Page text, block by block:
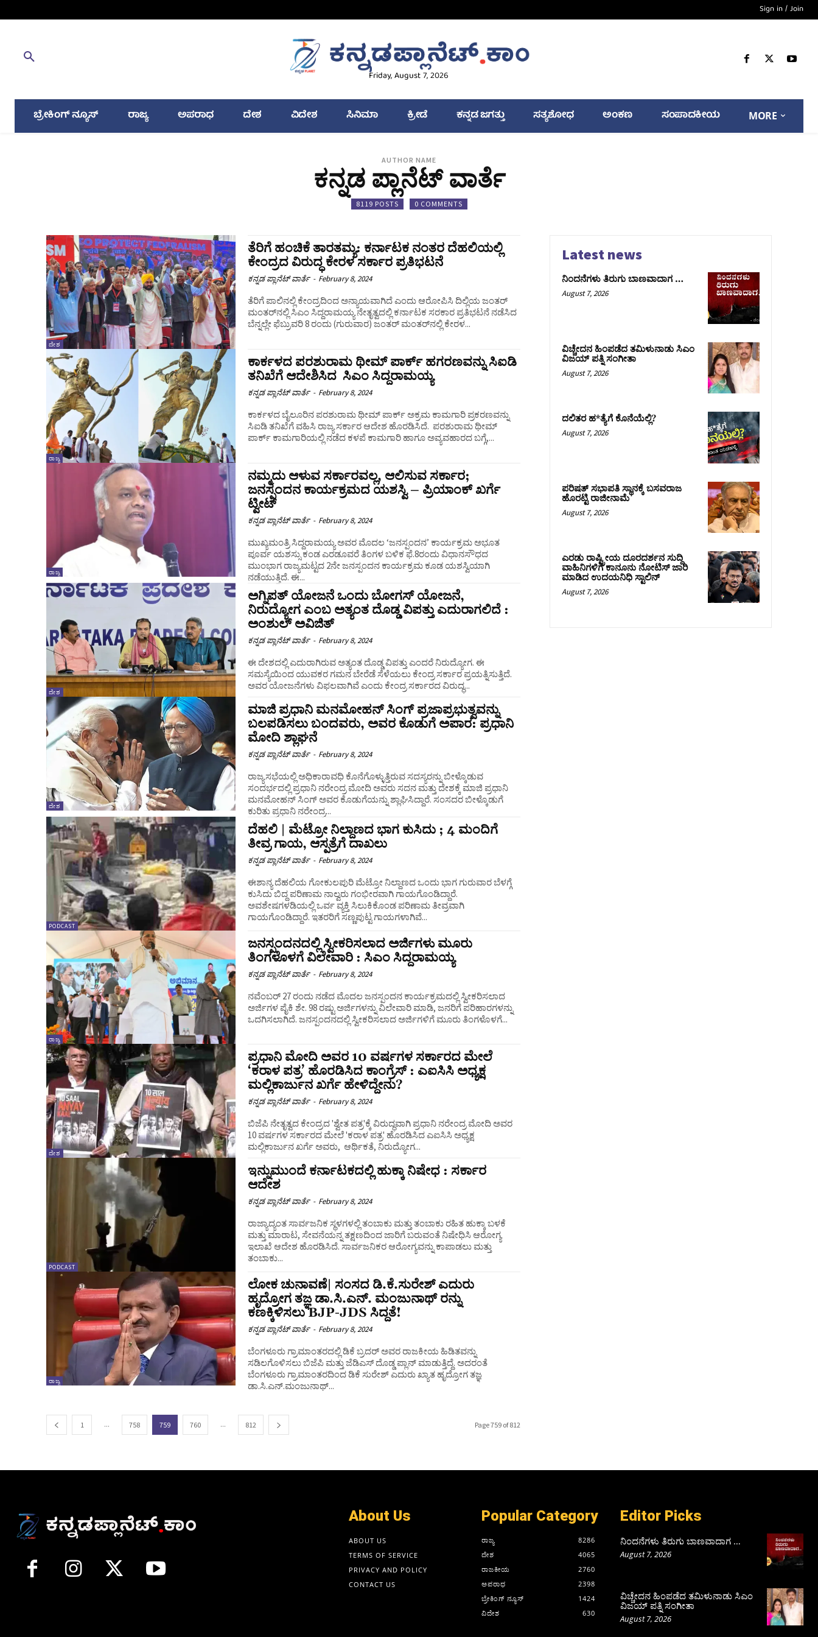
Sign in / Join
Friday, August 7, 2026
ಬ್ರೇಕಿಂಗ್ ನ್ಯೂಸ್ ರಾಜ್ಯ ಅಪರಾಧ ದೇಶ ವಿದೇಶ ಸಿನಿಮಾ ಕ್ರೀಡೆ ಕನ್ನಡ ಜಗತ್ತು ಸತ್ಯಶೋಧ ಅಂಕಣ ಸಂಪಾದಕೀಯ MORE
AUTHOR NAME
ಕನ್ನಡ ಪ್ಲಾನೆಟ್ ವಾರ್ತೆ
8119 POSTS 0 COMMENTS
ದೇಶ
ತೆರಿಗೆ ಹಂಚಿಕೆ ತಾರತಮ್ಯ: ಕರ್ನಾಟಕ ನಂತರ ದೆಹಲಿಯಲ್ಲಿ
ಕೇಂದ್ರದ ವಿರುದ್ಧ ಕೇರಳ ಸರ್ಕಾರ ಪ್ರತಿಭಟನೆ
ಕನ್ನಡ ಪ್ಲಾನೆಟ್ ವಾರ್ತೆ - February 8, 2024
ತೆರಿಗೆ ಪಾಲಿನಲ್ಲಿ ಕೇಂದ್ರದಿಂದ ಅನ್ಯಾಯವಾಗಿದೆ ಎಂದು ಆರೋಪಿಸಿ ದಿಲ್ಲಿಯ ಜಂತರ್
ಮಂತರ್‌ನಲ್ಲಿ ಸಿಎಂ ಸಿದ್ದರಾಮಯ್ಯ ನೇತೃತ್ವದಲ್ಲಿ ಕರ್ನಾಟಕ ಸರಕಾರ ಪ್ರತಿಭಟನೆ ನಡೆಸಿದ
ಬೆನ್ನಲ್ಲೇ ಫೆಬ್ರುವರಿ 8 ರಂದು (ಗುರುವಾರ) ಜಂತರ್ ಮಂತರ್‌ನಲ್ಲಿ ಕೇರಳ...
ರಾಜ್ಯ
ಕಾರ್ಕಳದ ಪರಶುರಾಮ ಥೀಮ್‌ ಪಾರ್ಕ್‌ ಹಗರಣವನ್ನು ಸಿಐಡಿ
ತನಿಖೆಗೆ ಆದೇಶಿಸಿದ ಸಿಎಂ ಸಿದ್ದರಾಮಯ್ಯ
ಕನ್ನಡ ಪ್ಲಾನೆಟ್ ವಾರ್ತೆ - February 8, 2024
ಕಾರ್ಕಳದ ಬೈಲೂರಿನ ಪರಶುರಾಮ ಥೀಮ್‌ ಪಾರ್ಕ್‌ ಅಕ್ರಮ ಕಾಮಗಾರಿ ಪ್ರಕರಣವನ್ನು
ಸಿಐಡಿ ತನಿಖೆಗೆ ವಹಿಸಿ ರಾಜ್ಯ ಸರ್ಕಾರ ಆದೇಶ ಹೊರಡಿಸಿದೆ. ಪರಶುರಾಮ‌ ಥೀಮ್‌
ಪಾರ್ಕ್‌ ಕಾಮಗಾರಿಯಲ್ಲಿ ನಡೆದ ಕಳಪೆ ಕಾಮಗಾರಿ ಹಾಗೂ ಅವ್ಯವಹಾರದ ಬಗ್ಗೆ,...
ರಾಜ್ಯ
ನಮ್ಮದು ಆಳುವ ಸರ್ಕಾರವಲ್ಲ, ಆಲಿಸುವ ಸರ್ಕಾರ;
ಜನಸ್ಪಂದನ ಕಾರ್ಯಕ್ರಮದ ಯಶಸ್ವಿ – ಪ್ರಿಯಾಂಕ್ ಖರ್ಗೆ
ಟ್ವೀಟ್
ಕನ್ನಡ ಪ್ಲಾನೆಟ್ ವಾರ್ತೆ - February 8, 2024
ಮುಖ್ಯಮಂತ್ರಿ ಸಿದ್ದರಾಮಯ್ಯ ಅವರ ಮೊದಲ ‘ಜನಸ್ಪಂದನ’ ಕಾರ್ಯಕ್ರಮ ಅಭೂತ
ಪೂರ್ವ ಯಶಸ್ಸು ಕಂಡ ಎರಡೂವರೆ ತಿಂಗಳ ಬಳಿಕ ಫೆ.8ರಂದು ವಿಧಾನಸೌಧದ
ಮುಂಭಾಗ ರಾಜ್ಯಮಟ್ಟದ 2ನೇ ಜನಸ್ಪಂದನ ಕಾರ್ಯಕ್ರಮ ಕೂಡ ಯಶಸ್ವಿಯಾಗಿ
ನಡೆಯುತ್ತಿದೆ. ಈ...
ದೇಶ
ಅಗ್ನಿಪತ್ ಯೋಜನೆ ಒಂದು ಬೋಗಸ್ ಯೋಜನೆ,
ನಿರುದ್ಯೋಗ ಎಂಬ ಅತ್ಯಂತ ದೊಡ್ಡ ವಿಪತ್ತು ಎದುರಾಗಲಿದೆ :
ಅಂಶುಲ್ ಅವಿಜಿತ್
ಕನ್ನಡ ಪ್ಲಾನೆಟ್ ವಾರ್ತೆ - February 8, 2024
ಈ ದೇಶದಲ್ಲಿ ಎದುರಾಗಿರುವ ಅತ್ಯಂತ ದೊಡ್ಡ ವಿಪತ್ತು ಎಂದರೆ ನಿರುದ್ಯೋಗ. ಈ
ಸಮಸ್ಯೆಯಿಂದ ಯುವಕರ ಗಮನ ಬೇರೆಡೆ ಸೆಳೆಯಲು ಕೇಂದ್ರ ಸರ್ಕಾರ ಪ್ರಯತ್ನಿಸುತ್ತಿದೆ.
ಅವರ ಯೋಜನೆಗಳು ವಿಫಲವಾಗಿವೆ ಎಂದು ಕೇಂದ್ರ ಸರ್ಕಾರದ ವಿರುದ‌್ಧ...
ದೇಶ
ಮಾಜಿ ಪ್ರಧಾನಿ ಮನಮೋಹನ್ ಸಿಂಗ್ ಪ್ರಜಾಪ್ರಭುತ್ವವನ್ನು
ಬಲಪಡಿಸಲು ಬಂದವರು, ಅವರ ಕೊಡುಗೆ ಅಪಾರ: ಪ್ರಧಾನಿ
ಮೋದಿ ಶ್ಲಾಘನೆ
ಕನ್ನಡ ಪ್ಲಾನೆಟ್ ವಾರ್ತೆ - February 8, 2024
ರಾಜ್ಯಸಭೆಯಲ್ಲಿ ಅಧಿಕಾರಾವಧಿ ಕೊನೆಗೊಳ್ಳುತ್ತಿರುವ ಸದಸ್ಯರನ್ನು ಬೀಳ್ಕೊಡುವ
ಸಂದರ್ಭದಲ್ಲಿ ಪ್ರಧಾನಿ ನರೇಂದ್ರ ಮೋದಿ ಅವರು ಸದನ ಮತ್ತು ದೇಶಕ್ಕೆ ಮಾಜಿ ಪ್ರಧಾನಿ
ಮನಮೋಹನ್ ಸಿಂಗ್ ಅವರ ಕೊಡುಗೆಯನ್ನು ಶ್ಲಾಘಿಸಿದ್ದಾರೆ. ಸಂಸದರ ಬೀಳ್ಕೊಡುಗೆ
ಕುರಿತು ಪ್ರಧಾನಿ ನರೇಂದ್ರ...
PODCAST
ದೆಹಲಿ | ಮೆಟ್ರೋ ನಿಲ್ದಾಣದ ಭಾಗ ಕುಸಿದು ; 4 ಮಂದಿಗೆ
ತೀವ್ರ ಗಾಯ, ಆಸ್ಪತ್ರೆಗೆ ದಾಖಲು
ಕನ್ನಡ ಪ್ಲಾನೆಟ್ ವಾರ್ತೆ - February 8, 2024
ಈಶಾನ್ಯ ದೆಹಲಿಯ ಗೋಕುಲಪುರಿ ಮೆಟ್ರೋ ನಿಲ್ದಾಣದ ಒಂದು ಭಾಗ ಗುರುವಾರ ಬೆಳಗ್ಗೆ
ಕುಸಿದು ಬಿದ್ದ ಪರಿಣಾಮ ನಾಲ್ವರು ಗಂಭೀರವಾಗಿ ಗಾಯಗೊಂಡಿದ್ದಾರೆ.
ಅವಶೇಷಗಳಡಿಯಲ್ಲಿ ಒರ್ವ ವ್ಯಕ್ತಿ ಸಿಲುಕಿಕೊಂಡ ಪರಿಣಾಮ ತೀವ್ರವಾಗಿ
ಗಾಯಗೊಂಡಿದ್ದಾರೆ. ಇತರರಿಗೆ ಸಣ್ಣಪುಟ್ಟ ಗಾಯಗಳಾಗಿವೆ...
ರಾಜ್ಯ
ಜನಸ್ಪಂದನದಲ್ಲಿ ಸ್ವೀಕರಿಸಲಾದ ಅರ್ಜಿಗಳು ಮೂರು
ತಿಂಗಳೊಳಗೆ ವಿಲೇವಾರಿ : ಸಿಎಂ ಸಿದ್ದರಾಮಯ್ಯ
ಕನ್ನಡ ಪ್ಲಾನೆಟ್ ವಾರ್ತೆ - February 8, 2024
ನವೆಂಬರ್‌ 27 ರಂದು ನಡೆದ ಮೊದಲ ಜನಸ್ಪಂದನ ಕಾರ್ಯಕ್ರಮದಲ್ಲಿ ಸ್ವೀಕರಿಸಲಾದ
ಅರ್ಜಿಗಳ ಪೈಕಿ ಶೇ. 98 ರಷ್ಟು ಅರ್ಜಿಗಳನ್ನು ವಿಲೇವಾರಿ ಮಾಡಿ, ಜನರಿಗೆ ಪರಿಹಾರಗಳನ್ನು
ಒದಗಿಸಲಾಗಿದೆ. ಜನಸ್ಪಂದನದಲ್ಲಿ ಸ್ವೀಕರಿಸಲಾದ ಅರ್ಜಿಗಳಿಗೆ ಮೂರು ತಿಂಗಳೊಳಗೆ...
ದೇಶ
ಪ್ರಧಾನಿ ಮೋದಿ ಅವರ 10 ವರ್ಷಗಳ ಸರ್ಕಾರದ ಮೇಲೆ
‘ಕರಾಳ ಪತ್ರ’ ಹೊರಡಿಸಿದ ಕಾಂಗ್ರೆಸ್ : ಎಐಸಿಸಿ ಅಧ್ಯಕ್ಷ
ಮಲ್ಲಿಕಾರ್ಜುನ ಖರ್ಗೆ ಹೇಳಿದ್ದೇನು?
ಕನ್ನಡ ಪ್ಲಾನೆಟ್ ವಾರ್ತೆ - February 8, 2024
ಬಿಜೆಪಿ ನೇತೃತ್ವದ ಕೇಂದ್ರದ 'ಶ್ವೇತ ಪತ್ರ'ಕ್ಕೆ ವಿರುದ್ಧವಾಗಿ ಪ್ರಧಾನಿ ನರೇಂದ್ರ ಮೋದಿ ಅವರ
10 ವರ್ಷಗಳ ಸರ್ಕಾರದ ಮೇಲೆ 'ಕರಾಳ ಪತ್ರ' ಹೊರಡಿಸಿದ ಎಐಸಿಸಿ ಅಧ್ಯಕ್ಷ
ಮಲ್ಲಿಕಾರ್ಜುನ ಖರ್ಗೆ ಅವರು, ಆರ್ಥಿಕತೆ, ನಿರುದ್ಯೋಗ...
PODCAST
ಇನ್ನುಮುಂದೆ ಕರ್ನಾಟಕದಲ್ಲಿ ಹುಕ್ಕಾ ನಿಷೇಧ : ಸರ್ಕಾರ
ಆದೇಶ
ಕನ್ನಡ ಪ್ಲಾನೆಟ್ ವಾರ್ತೆ - February 8, 2024
ರಾಜ್ಯಾದ್ಯಂತ ಸಾರ್ವಜನಿಕ ಸ್ಥಳಗಳಲ್ಲಿ ತಂಬಾಕು ಮತ್ತು ತಂಬಾಕು ರಹಿತ ಹುಕ್ಕಾ ಬಳಕೆ
ಮತ್ತು ಮಾರಾಟ, ಸೇವನೆಯನ್ನ ತಕ್ಷಣದಿಂದ ಜಾರಿಗೆ ಬರುವಂತೆ ನಿಷೇಧಿಸಿ ಆರೋಗ್ಯ
ಇಲಾಖೆ ಆದೇಶ ಹೊರಡಿಸಿದೆ. ಸಾರ್ವಜನಿಕರ ಆರೋಗ್ಯವನ್ನು ಕಾಪಾಡಲು ಮತ್ತು
ತಂಬಾಕು...
ರಾಜ್ಯ
ಲೋಕ ಚುನಾವಣೆ| ಸಂಸದ ಡಿ.ಕೆ.ಸುರೇಶ್ ಎದುರು
ಹೃದ್ರೋಗ ತಜ್ಞ ಡಾ.ಸಿ.ಎನ್‌. ಮಂಜುನಾಥ್‌ ರನ್ನು
ಕಣಕ್ಕಿಳಿಸಲು BJP-JDS ಸಿದ್ದತೆ!
ಕನ್ನಡ ಪ್ಲಾನೆಟ್ ವಾರ್ತೆ - February 8, 2024
ಬೆಂಗಳೂರು ಗ್ರಾಮಾಂತರದಲ್ಲಿ ಡಿಕೆ ಬ್ರದರ್ ಅವರ ರಾಜಕೀಯ ಹಿಡಿತವನ್ನು
ಸಡಿಲಗೊಳಿಸಲು ಬಿಜೆಪಿ ಮತ್ತು ಜೆಡಿಎಸ್ ದೊಡ್ಡ ಪ್ಲಾನ್ ಮಾಡುತ್ತಿದ್ದೆ. ಅದರಂತೆ
ಬೆಂಗಳೂರು ಗ್ರಾಮಾಂತರದಿಂದ ಡಿಕೆ ಸುರೇಶ್ ಎದುರು ಖ್ಯಾತ ಹೃದ್ರೋಗ ತಜ್ಞ
ಡಾ.ಸಿ.ಎನ್‌.ಮಂಜುನಾಥ್‌...
1 ... 758 759 760 ... 812 Page 759 of 812
Latest news
ನಿಂದನೆಗಳು ತಿರುಗು ಬಾಣವಾದಾಗ …
August 7, 2026
ವಿಚ್ಚೇದನ ಹಿಂಪಡೆದ ತಮಿಳುನಾಡು ಸಿಎಂ
ವಿಜಯ್‌ ಪತ್ನಿ ಸಂಗೀತಾ
August 7, 2026
ದಲಿತರ ಹ*ತ್ಯೆಗೆ ಕೊನೆಯೆಲ್ಲಿ?
August 7, 2026
ಪರಿಷತ್‌ ಸಭಾಪತಿ ಸ್ಥಾನಕ್ಕೆ ಬಸವರಾಜ
ಹೊರಟ್ಟಿ ರಾಜೀನಾಮೆ
August 7, 2026
ಎರಡು ರಾಷ್ಟ್ರೀಯ ದೂರದರ್ಶನ ಸುದ್ದಿ
ವಾಹಿನಿಗಳಿಗೆ ಕಾನೂನು ನೋಟಿಸ್ ಜಾರಿ
ಮಾಡಿದ ಉದಯನಿಧಿ ಸ್ಟಾಲಿನ್
August 7, 2026
About Us
ABOUT US
TERMS OF SERVICE
PRIVACY AND POLICY
CONTACT US
Popular Category
ರಾಜ್ಯ
8286
ದೇಶ
4065
ರಾಜಕೀಯ
2760
ಅಪರಾಧ
2398
ಬ್ರೇಕಿಂಗ್ ನ್ಯೂಸ್
1424
ವಿದೇಶ
630
Editor Picks
ನಿಂದನೆಗಳು ತಿರುಗು ಬಾಣವಾದಾಗ …
August 7, 2026
ವಿಚ್ಚೇದನ ಹಿಂಪಡೆದ ತಮಿಳುನಾಡು ಸಿಎಂ
ವಿಜಯ್‌ ಪತ್ನಿ ಸಂಗೀತಾ
August 7, 2026